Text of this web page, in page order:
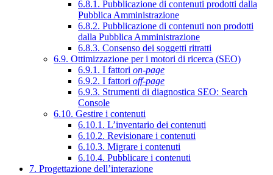
6.8.1. Pubblicazione di contenuti prodotti dalla
Pubblica Amministrazione
6.8.2. Pubblicazione di contenuti non prodotti
dalla Pubblica Amministrazione
6.8.3. Consenso dei soggetti ritratti
6.9. Ottimizzazione per i motori di ricerca (SEO)
6.9.1. I fattori on-page
6.9.2. I fattori off-page
6.9.3. Strumenti di diagnostica SEO: Search
Console
6.10. Gestire i contenuti
6.10.1. L’inventario dei contenuti
6.10.2. Revisionare i contenuti
6.10.3. Migrare i contenuti
6.10.4. Pubblicare i contenuti
7. Progettazione dell’interazione